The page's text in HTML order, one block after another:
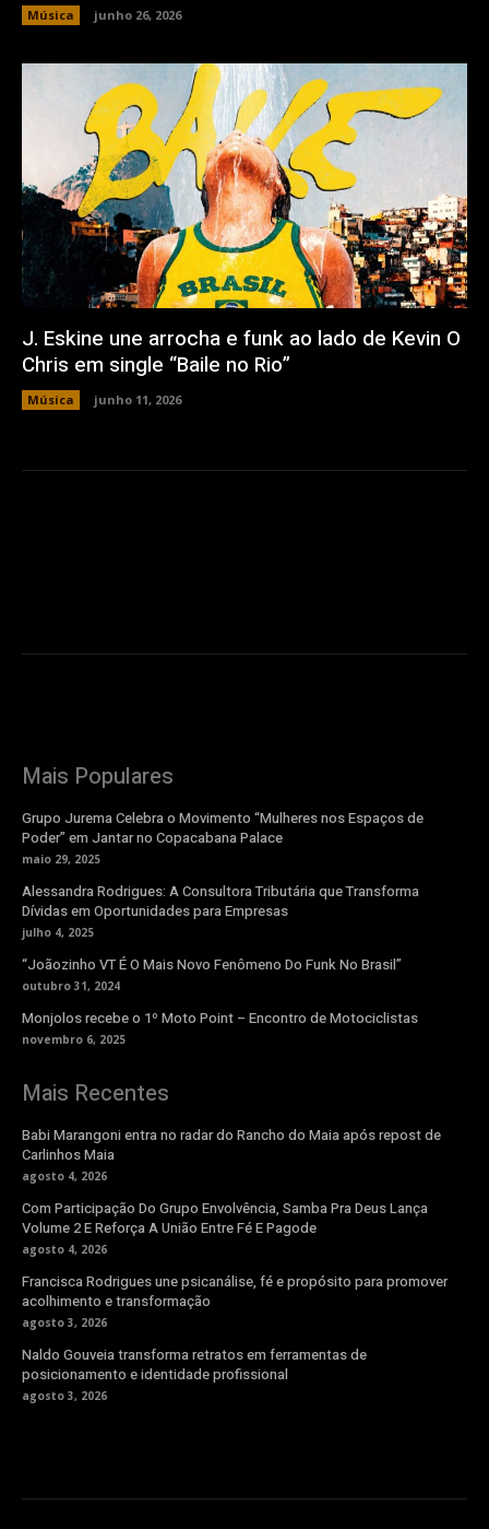
Música junho 26, 2026
J. Eskine une arrocha e funk ao lado de Kevin O
Chris em single “Baile no Rio”
Música junho 11, 2026
Mais Populares
Grupo Jurema Celebra o Movimento “Mulheres nos Espaços de
Poder” em Jantar no Copacabana Palace
maio 29, 2025
Alessandra Rodrigues: A Consultora Tributária que Transforma
Dívidas em Oportunidades para Empresas
julho 4, 2025
“Joãozinho VT É O Mais Novo Fenômeno Do Funk No Brasil”
outubro 31, 2024
Monjolos recebe o 1º Moto Point – Encontro de Motociclistas
novembro 6, 2025
Mais Recentes
Babi Marangoni entra no radar do Rancho do Maia após repost de
Carlinhos Maia
agosto 4, 2026
Com Participação Do Grupo Envolvência, Samba Pra Deus Lança
Volume 2 E Reforça A União Entre Fé E Pagode
agosto 4, 2026
Francisca Rodrigues une psicanálise, fé e propósito para promover
acolhimento e transformação
agosto 3, 2026
Naldo Gouveia transforma retratos em ferramentas de
posicionamento e identidade profissional
agosto 3, 2026